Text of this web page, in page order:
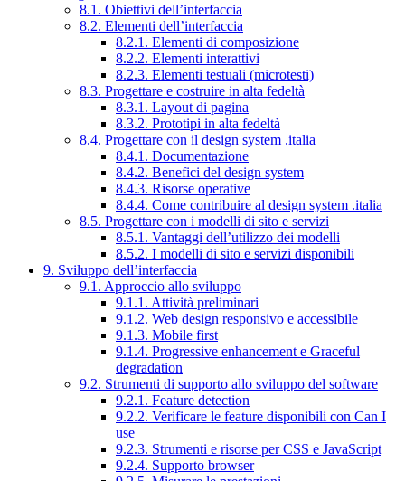
8.1. Obiettivi dell’interfaccia
8.2. Elementi dell’interfaccia
8.2.1. Elementi di composizione
8.2.2. Elementi interattivi
8.2.3. Elementi testuali (microtesti)
8.3. Progettare e costruire in alta fedeltà
8.3.1. Layout di pagina
8.3.2. Prototipi in alta fedeltà
8.4. Progettare con il design system .italia
8.4.1. Documentazione
8.4.2. Benefici del design system
8.4.3. Risorse operative
8.4.4. Come contribuire al design system .italia
8.5. Progettare con i modelli di sito e servizi
8.5.1. Vantaggi dell’utilizzo dei modelli
8.5.2. I modelli di sito e servizi disponibili
9. Sviluppo dell’interfaccia
9.1. Approccio allo sviluppo
9.1.1. Attività preliminari
9.1.2. Web design responsivo e accessibile
9.1.3. Mobile first
9.1.4. Progressive enhancement e Graceful
degradation
9.2. Strumenti di supporto allo sviluppo del software
9.2.1. Feature detection
9.2.2. Verificare le feature disponibili con Can I
use
9.2.3. Strumenti e risorse per CSS e JavaScript
9.2.4. Supporto browser